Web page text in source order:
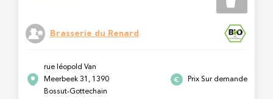
Brasserie du Renard
rue léopold Van
Meerbeek 31, 1390
Bossut-Gottechain
Prix Sur demande